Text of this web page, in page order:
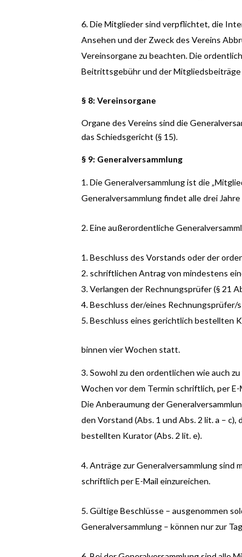
Die Mitglieder sind verpflichtet, die
Ansehen und der Zweck des Vereins
Vereinsorgane zu beachten. Die
Beitrittsgebühr und der
§ 8: Vereinsorgane
Organe des Vereins sind die
das Schiedsgericht (§ 15).
§ 9: Generalversammlung
Die Generalversammlung ist die
Generalversammlung findet alle drei
Eine außerordentliche
Beschluss des Vorstands oder der
schriftlichen Antrag von mindestens
Verlangen der Rechnungsprüfer (§ 21
Beschluss der/eines Rechnungsprüfer/
Beschluss eines gerichtlich bestellten
binnen vier Wochen statt.
Sowohl zu den ordentlichen wie auch
Wochen vor dem Termin schriftlich, per
Die Anberaumung der
den Vorstand (Abs. 1 und Abs. 2 lit. a –
bestellten Kurator (Abs. 2 lit. e).
Anträge zur Generalversammlung sind
schriftlich per E-Mail einzureichen.
Gültige Beschlüsse – ausgenommen
Generalversammlung – können nur zur